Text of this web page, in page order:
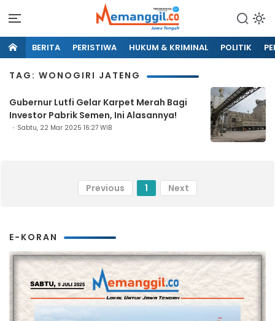
BERITA PERISTIWA HUKUM & KRIMINAL POLITIK
TAG: WONOGIRI JATENG
Gubernur Lutfi Gelar Karpet Merah Bagi
Investor Pabrik Semen, Ini Alasannya!
Sabtu, 22 Mar 2025 16:27 WIB
Previous 1 Next
E-KORAN